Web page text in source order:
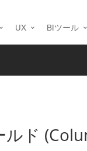
UX BIツール
ルド